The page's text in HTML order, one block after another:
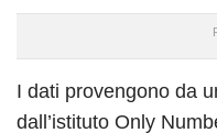
I dati provengono da
dall’istituto Only